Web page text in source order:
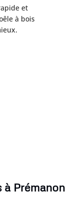
et
à bois
Prémanon